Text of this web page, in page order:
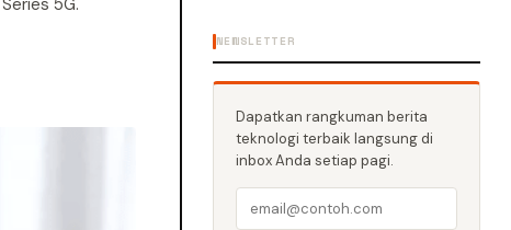
5G.
NEWSLETTER
Dapatkan rangkuman berita
teknologi terbaik langsung di
inbox Anda setiap pagi.